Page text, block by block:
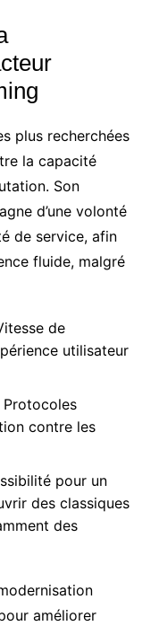
plus recherchées
la capacité
Son
d’une volonté
de service, afin
fluide, malgré
de
utilisateur
Protocoles
contre les
pour un
des classiques
des
améliorer